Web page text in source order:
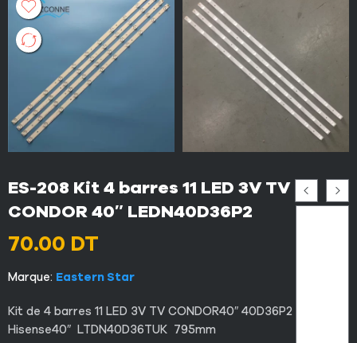
ES-208 Kit 4 barres 11 LED 3V TV
CONDOR 40″ LEDN40D36P2
70.00 DT
Marque: Eastern Star
Kit de 4 barres 11 LED 3V TV CONDOR40″ 40D36P2 et TV
Hisense40″ LTDN40D36TUK 795mm